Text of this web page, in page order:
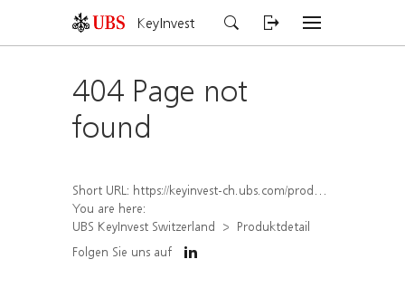
KeyInvest
404 Page not
found
Short URL: https://keyinvest-ch.ubs.com/produkt/detail/index/isin/CH1562230693
You are here:
UBS KeyInvest Switzerland
Produktdetail
Folgen Sie uns auf